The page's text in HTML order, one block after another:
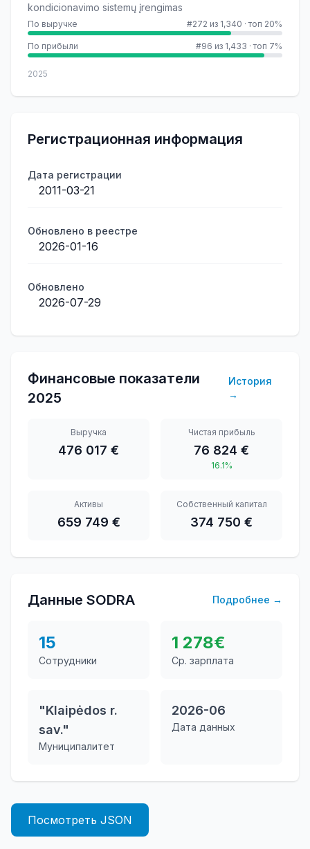
kondicionavimo sistemų įrengimas
По выручке #272 из 1,340 ·топ 20%
По прибыли #96 из 1,433 ·топ 7%
2025
Регистрационная информация
Дата регистрации
2011-03-21
Обновлено в реестре
2026-01-16
Обновлено
2026-07-29
Финансовые показатели
2025
История
→
Выручка
476 017 €
Чистая прибыль
76 824 €
16.1%
Активы
659 749 €
Собственный капитал
374 750 €
Данные SODRA Подробнее →
15
Сотрудники
1 278€
Ср. зарплата
"Klaipėdos r.
sav."
Муниципалитет
2026-06
Дата данных
Посмотреть JSON